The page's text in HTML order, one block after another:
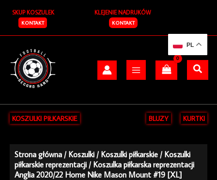
treści
SKUP KOSZULEK
KONTAKT
KLEJENIE NADRUKÓW
KONTAKT
KOSZULKI PIŁKARSKIE BLUZY KURTKI
Strona główna /Koszulki /Koszulki piłkarskie /Koszulki
piłkarskie reprezentacji / Koszulka piłkarska reprezentacji
Anglia 2020/22 Home Nike Mason Mount #19 [XL]
PL